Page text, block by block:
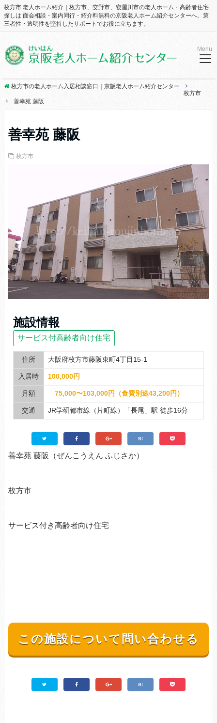
枚方市 老人ホーム紹介｜枚方市、交野市、寝屋川市の老人ホーム・高齢者住宅
探しは 面会相談・案内同行・紹介料無料の京阪老人ホーム紹介センターへ。第
三者性・透明性を堅持したサポートでお役に立ちます。
Menu
枚方市の老人ホーム入居相談窓口｜京阪老人ホーム紹介センター
枚方市
善幸苑 藤阪
善幸苑 藤阪
枚方市
施設情報
サービス付高齢者向け住宅
住所 大阪府枚方市藤阪東町4丁目15-1
入居時 100,000円
月額 75,000〜103,000円（食費別途43,200円）
交通 JR学研都市線（片町線）「長尾」駅 徒歩16分
善幸苑 藤阪（ぜんこうえん ふじさか）
枚方市
サービス付き高齢者向け住宅
この施設について問い合わせる